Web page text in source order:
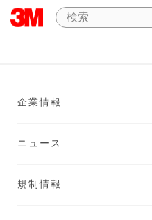
企業情報
ニュース
規制情報